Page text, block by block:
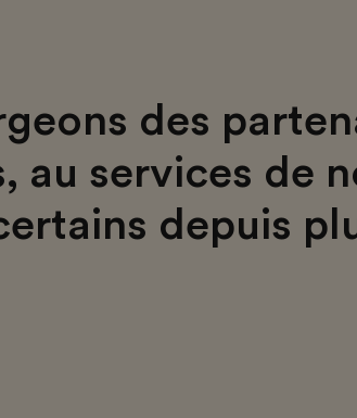
des
au services de
depuis